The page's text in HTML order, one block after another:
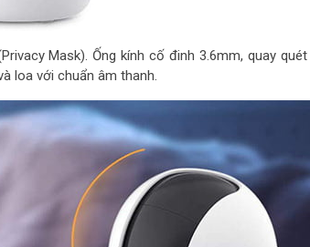
Mask). Ống kính cố đinh 3.6mm, quay quét
loa với chuẩn âm thanh.